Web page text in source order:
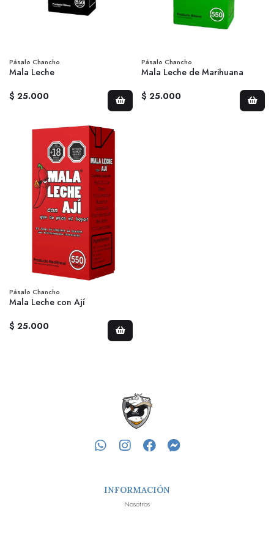
Pásalo Chancho
Mala Leche
$ 25.000
Pásalo Chancho
Mala Leche de Marihuana
$ 25.000
Pásalo Chancho
Mala Leche con Ají
$ 25.000
INFORMACIÓN
Nosotros